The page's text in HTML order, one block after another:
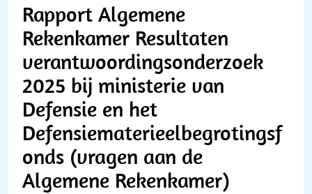
Rapport Algemene
Rekenkamer Resultaten
verantwoordingsonderzoek
2025 bij ministerie van
Defensie en het
Defensiematerieelbegrotingsf
onds (vragen aan de
Algemene Rekenkamer)